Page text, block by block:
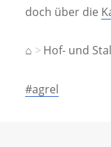
doch über die
⌂ Hof- und
#agrel